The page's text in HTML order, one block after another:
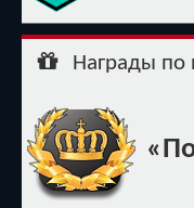
Награды по